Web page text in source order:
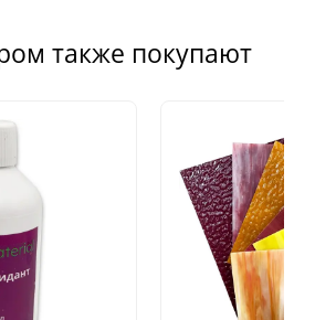
также покупают